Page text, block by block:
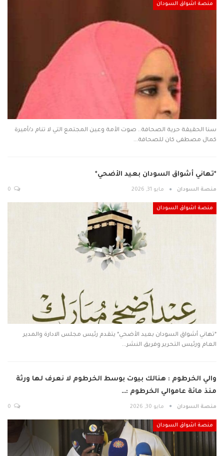
منصة اشواق السودان
سنا الحقيقة حرية الصحافة.. صوت الأمة وعين المجتمع التي لا تنام د/أميرة
كمال مصطفى️ كان للصحافة…
*تهاني أشواق السودان بعيد الأضحي*
منصة السودان مايو 31, 2026
منصة اشواق السودان
*تهاني أشواق السودان بعيد الأضحي* يتقدم رئيس مجلس الادارة والمدير
العام ورئيس التحرير وفريق النشر…
والي الخرطوم : هنالك بيوت بوسط الخرطوم لا نعرف لها ورثة
منذ مائة عاموالي الخرطوم :…
منصة السودان مايو 30, 2026
منصة اشواق السودان